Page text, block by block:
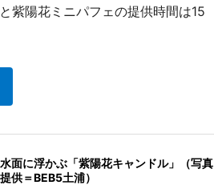
紫陽花ミニパフェの提供時間は15
水面に浮かぶ「紫陽花キャンドル」（写真
提供＝BEB5土浦）